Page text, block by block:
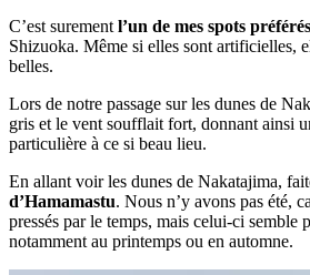
C’est surement l’un de mes spots préférés
Shizuoka. Même si elles sont artificielles,
belles.
Lors de notre passage sur les dunes de
gris et le vent soufflait fort, donnant ainsi
particulière à ce si beau lieu.
En allant voir les dunes de Nakatajima,
d’Hamamastu. Nous n’y avons pas été,
pressés par le temps, mais celui-ci semble
notamment au printemps ou en automne.